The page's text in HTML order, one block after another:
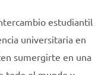
estudiantil
universitaria en
sumergirte en una